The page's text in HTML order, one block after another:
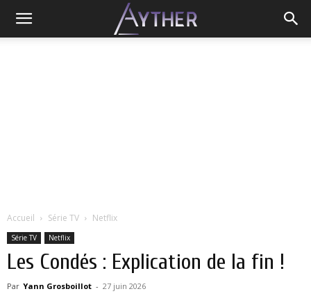
Accueil Série TV Netflix
Série TV Netflix
Les Condés : Explication de la fin !
Par Yann Grosboillot - 27 juin 2026